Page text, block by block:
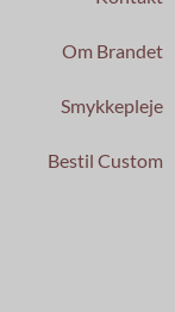
Om Brandet
Smykkepleje
Bestil Custom